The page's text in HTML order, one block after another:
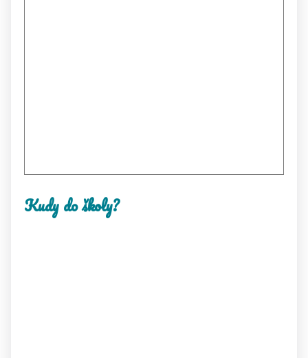
Kudy do školy?